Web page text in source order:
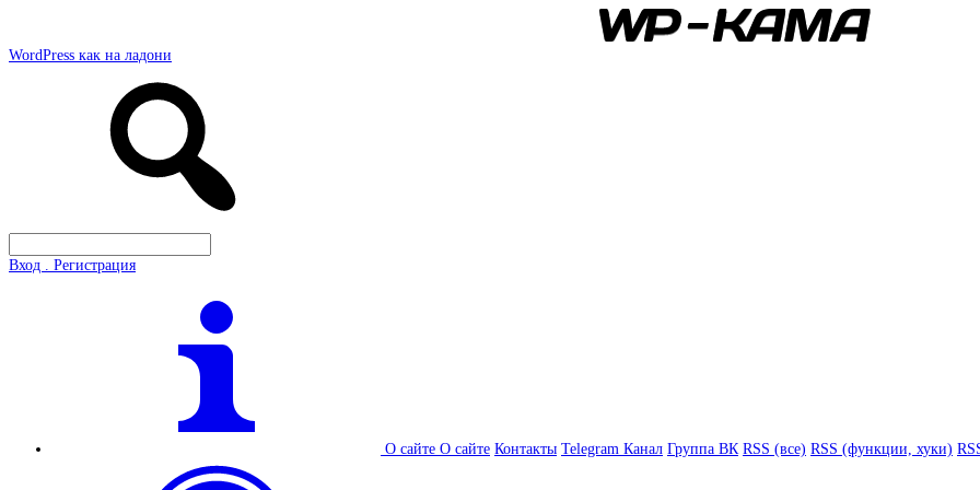
WordPress как на ладони
Вход . Регистрация
О сайте О сайте Контакты Telegram Канал Группа ВК RSS (все) RSS (функции, хуки)